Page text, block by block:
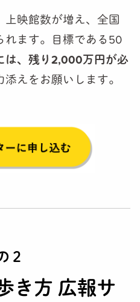
上映館数が増え、全国
れます。目標である50
、残り2,000万円が必
えをお願いします。
２
き方 広報サ